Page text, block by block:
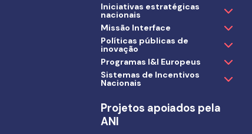
Iniciativas estratégicas
nacionais
Missão Interface
Políticas públicas de
inovação
Programas I&I Europeus
Sistemas de Incentivos
Nacionais
Projetos apoiados pela
ANI